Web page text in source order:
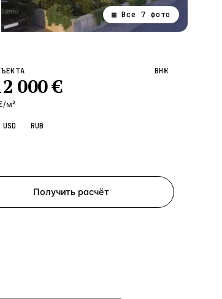
▦ Все 7 фото
000€
м²
ВНЖ
USD RUB
Получить расчёт